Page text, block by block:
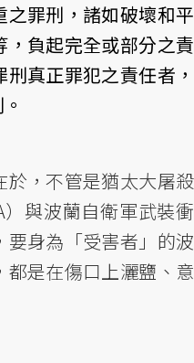
罪刑，諸如破壞和平
負起完全或部分之責
真正罪犯之責任者，
，不管是猶太大屠殺
）與波蘭自衛軍武裝衝
身為「受害者」的波
是在傷口上灑鹽、意